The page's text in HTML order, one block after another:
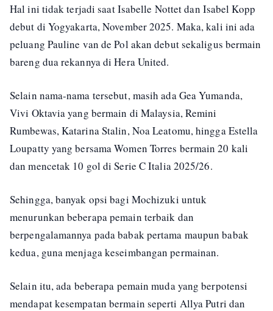
Hal ini tidak terjadi saat Isabelle Nottet dan Isabel Kopp
debut di Yogyakarta, November 2025. Maka, kali ini ada
peluang Pauline van de Pol akan debut sekaligus bermain
bareng dua rekannya di Hera United.
Selain nama-nama tersebut, masih ada Gea Yumanda,
Vivi Oktavia yang bermain di Malaysia, Remini
Rumbewas, Katarina Stalin, Noa Leatomu, hingga Estella
Loupatty yang bersama Women Torres bermain 20 kali
dan mencetak 10 gol di Serie C Italia 2025/26.
Sehingga, banyak opsi bagi Mochizuki untuk
menurunkan beberapa pemain terbaik dan
berpengalamannya pada babak pertama maupun babak
kedua, guna menjaga keseimbangan permainan.
Selain itu, ada beberapa pemain muda yang berpotensi
mendapat kesempatan bermain seperti Allya Putri dan